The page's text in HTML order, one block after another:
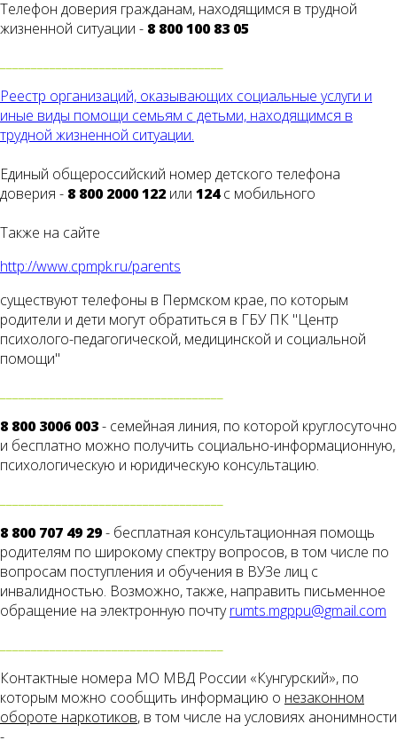
Телефон доверия гражданам, находящимся в трудной
жизненной ситуации - 8 800 100 83 05
Реестр организаций, оказывающих социальные услуги и
иные виды помощи семьям с детьми, находящимся в
трудной жизненной ситуации.
Единый общероссийский номер детского телефона
доверия - 8 800 2000 122или 124с мобильного
Также на сайте
http://www.cpmpk.ru/parents
существуют телефоны в Пермском крае, по которым
родители и дети могут обратиться в ГБУ ПК "Центр
психолого-педагогической, медицинской и социальной
помощи"
8 800 3006 003- семейная линия, по которой круглосуточно
и бесплатно можно получить социально-информационную,
психологическую и юридическую консультацию.
8 800 707 49 29- бесплатная консультационная помощь
родителям по широкому спектру вопросов, в том числе по
вопросам поступления и обучения в ВУЗе лиц с
инвалидностью. Возможно, также, направить письменное
обращение на электронную почтуrumts.mgppu@gmail.com
Контактные номера МО МВД России «Кунгурский», по
которым можно сообщить информацию о незаконном
обороте наркотиков, в том числе на условиях анонимности
-